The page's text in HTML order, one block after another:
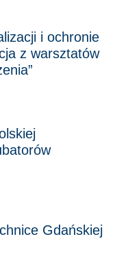
i ochronie
z warsztatów
Gdańskiej